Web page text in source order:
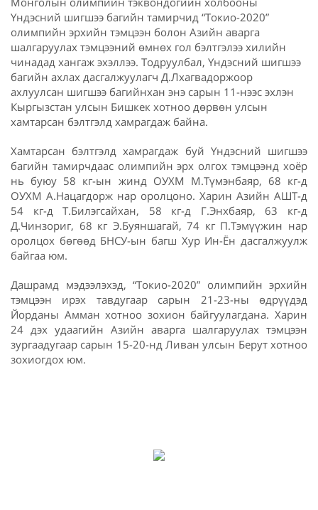
Үндэсний шигшээ багийн тамирчид “Токио-2020”
олимпийн эрхийн тэмцээн болон Азийн аварга
шалгаруулах тэмцээний өмнөх гол бэлтгэлээ хилийн
чинадад хангаж эхэллээ. Тодруулбал, Үндэсний шигшээ
багийн ахлах дасгалжуулагч Д.Лхагвадоржоор
ахлуулсан шигшээ багийнхан энэ сарын 11-нээс эхлэн
Кыргызстан улсын Бишкек хотноо дөрвөн улсын
хамтарсан бэлтгэлд хамрагдаж байна.
Хамтарсан бэлтгэлд хамрагдаж буй Үндэсний шигшээ
багийн тамирчдаас олимпийн эрх олгох тэмцээнд хоёр
нь буюу 58 кг-ын жинд ОУХМ М.Түмэнбаяр, 68 кг-д
ОУХМ А.Нацагдорж нар оролцоно. Харин Азийн АШТ-д
54 кг-д Т.Билэгсайхан, 58 кг-д Г.Энхбаяр, 63 кг-д
Д.Чинзориг, 68 кг Э.Буяншагай, 74 кг П.Тэмүүжин нар
оролцох бөгөөд БНСУ-ын багш Хур Ин-Ён дасгалжуулж
байгаа юм.
Дашрамд мэдээлэхэд, “Токио-2020” олимпийн эрхийн
тэмцээн ирэх тавдугаар сарын 21-23-ны өдрүүдэд
Йорданы Амман хотноо зохион байгуулагдана. Харин
24 дэх удаагийн Азийн аварга шалгаруулах тэмцээн
зургаадугаар сарын 15-20-нд Ливан улсын Берут хотноо
зохиогдох юм.